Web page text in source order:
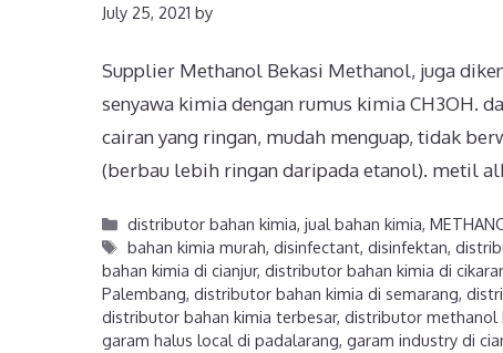
July 25, 2021 by
Supplier Methanol Bekasi Methanol, juga
senyawa kimia dengan rumus kimia CH3OH.
cairan yang ringan, mudah menguap, tidak
(berbau lebih ringan daripada etanol). metil
distributor bahan kimia,jual bahan kimia,
bahan kimia murah,disinfectant,disinfektan,
bahan kimia di cianjur, distributor bahan kimia di
Palembang, distributor bahan kimia di semarang,
distributor bahan kimia terbesar, distributor methanol
garam halus local di padalarang, garam industry di